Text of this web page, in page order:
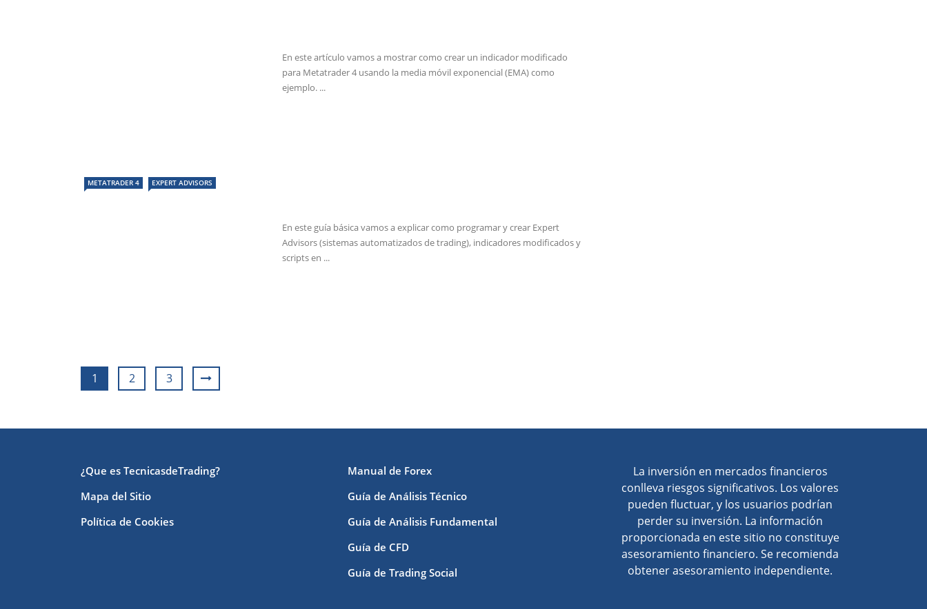
En este artículo vamos a mostrar como crear un indicador modificado
para Metatrader 4 usando la media móvil exponencial (EMA) como
ejemplo. ...
METATRADER 4 EXPERT ADVISORS
En este guía básica vamos a explicar como programar y crear Expert
Advisors (sistemas automatizados de trading), indicadores modificados y
scripts en ...
1 2 3
¿Que es TecnicasdeTrading?
Mapa del Sitio
Política de Cookies
Manual de Forex
Guía de Análisis Técnico
Guía de Análisis Fundamental
Guía de CFD
Guía de Trading Social
La inversión en mercados financieros
conlleva riesgos significativos. Los valores
pueden fluctuar, y los usuarios podrían
perder su inversión. La información
proporcionada en este sitio no constituye
asesoramiento financiero. Se recomienda
obtener asesoramiento independiente.